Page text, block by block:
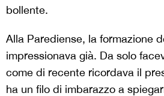
bollente.
Alla Parediense, la formazione
impressionava già. Da solo
come di recente ricordava il
ha un filo di imbarazzo a